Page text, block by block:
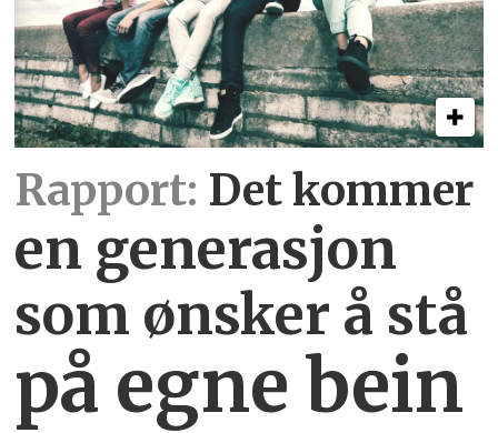
Rapport: Det kommer
en generasjon
som ønsker å stå
på egne bein